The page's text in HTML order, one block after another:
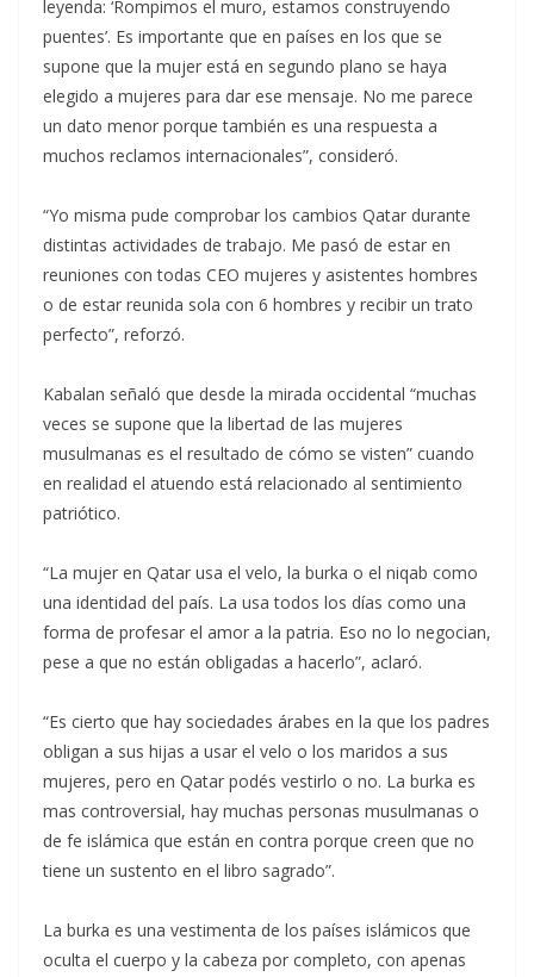
leyenda: ‘Rompimos el muro, estamos construyendo
puentes’. Es importante que en países en los que se
supone que la mujer está en segundo plano se haya
elegido a mujeres para dar ese mensaje. No me parece
un dato menor porque también es una respuesta a
muchos reclamos internacionales”, consideró.
“Yo misma pude comprobar los cambios Qatar durante
distintas actividades de trabajo. Me pasó de estar en
reuniones con todas CEO mujeres y asistentes hombres
o de estar reunida sola con 6 hombres y recibir un trato
perfecto”, reforzó.
Kabalan señaló que desde la mirada occidental “muchas
veces se supone que la libertad de las mujeres
musulmanas es el resultado de cómo se visten” cuando
en realidad el atuendo está relacionado al sentimiento
patriótico.
“La mujer en Qatar usa el velo, la burka o el niqab como
una identidad del país. La usa todos los días como una
forma de profesar el amor a la patria. Eso no lo negocian,
pese a que no están obligadas a hacerlo”, aclaró.
“Es cierto que hay sociedades árabes en la que los padres
obligan a sus hijas a usar el velo o los maridos a sus
mujeres, pero en Qatar podés vestirlo o no. La burka es
mas controversial, hay muchas personas musulmanas o
de fe islámica que están en contra porque creen que no
tiene un sustento en el libro sagrado”.
La burka es una vestimenta de los países islámicos que
oculta el cuerpo y la cabeza por completo, con apenas